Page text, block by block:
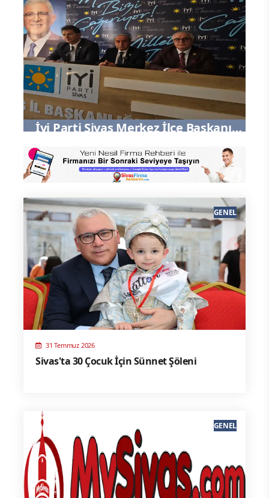
İyi Parti Sivas Merkez İlçe Başkanı
Çetin Yüzer"Sivas'a milletimize ve
Cumhuriyetmizin temel
değerlerine olan bağlılığımızı bir
kez daha ifade etmek için bir araya
gelmiş bulunuyoruz"
31 Temmuz 2026
Sivas'ta 30 Çocuk İçin Sünnet Şöleni
GENEL
GENEL